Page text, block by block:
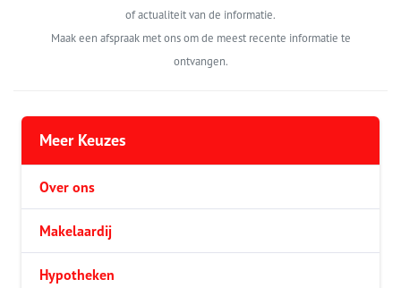
of actualiteit van de informatie.
Maak een afspraak met ons om de meest recente informatie te
ontvangen.
Meer Keuzes
Over ons
Makelaardij
Hypotheken